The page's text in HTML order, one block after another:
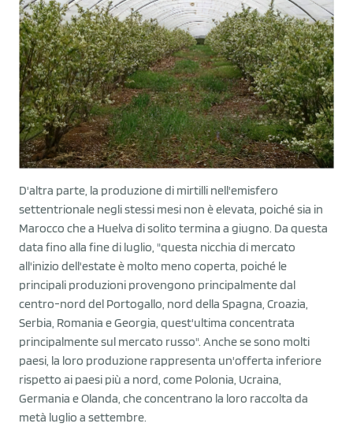
D'altra parte, la produzione di mirtilli nell'emisfero
settentrionale negli stessi mesi non è elevata, poiché sia in
Marocco che a Huelva di solito termina a giugno. Da questa
data fino alla fine di luglio, "questa nicchia di mercato
all'inizio dell'estate è molto meno coperta, poiché le
principali produzioni provengono principalmente dal
centro-nord del Portogallo, nord della Spagna, Croazia,
Serbia, Romania e Georgia, quest'ultima concentrata
principalmente sul mercato russo". Anche se sono molti
paesi, la loro produzione rappresenta un'offerta inferiore
rispetto ai paesi più a nord, come Polonia, Ucraina,
Germania e Olanda, che concentrano la loro raccolta da
metà luglio a settembre.